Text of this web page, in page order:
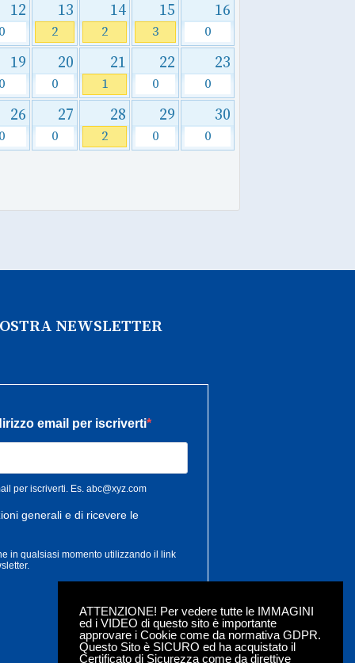
ATTENZIONE! Per vedere tutte le IMMAGINI
ed i VIDEO di questo sito è importante
approvare i Cookie come da normativa GDPR.
Questo Sito è SICURO ed ha acquistato il
Certificato di Sicurezza come da direttive
12
0
13
2
14
2
15
3
16
0
19
0
20
0
21
1
22
0
23
0
26
0
27
0
28
2
29
0
30
0
NEWSLETTER